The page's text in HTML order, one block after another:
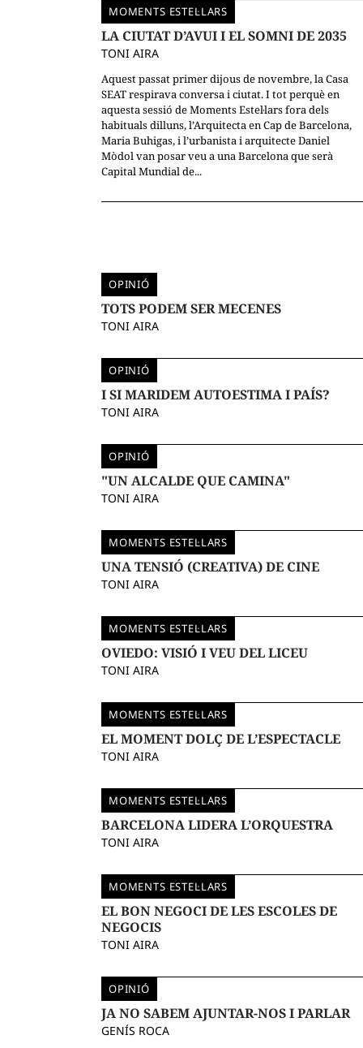
MOMENTS ESTEL·LARS
LA CIUTAT D’AVUI I EL SOMNI DE 2035
TONI AIRA
Aquest passat primer dijous de novembre, la Casa
SEAT respirava conversa i ciutat. I tot perquè en
aquesta sessió de Moments Estel·lars fora dels
habituals dilluns, l’Arquitecta en Cap de Barcelona,
Maria Buhigas, i l’urbanista i arquitecte Daniel
Mòdol van posar veu a una Barcelona que serà
Capital Mundial de...
OPINIÓ
TOTS PODEM SER MECENES
TONI AIRA
OPINIÓ
I SI MARIDEM AUTOESTIMA I PAÍS?
TONI AIRA
OPINIÓ
"UN ALCALDE QUE CAMINA"
TONI AIRA
MOMENTS ESTEL·LARS
UNA TENSIÓ (CREATIVA) DE CINE
TONI AIRA
MOMENTS ESTEL·LARS
OVIEDO: VISIÓ I VEU DEL LICEU
TONI AIRA
MOMENTS ESTEL·LARS
EL MOMENT DOLÇ DE L’ESPECTACLE
TONI AIRA
MOMENTS ESTEL·LARS
BARCELONA LIDERA L’ORQUESTRA
TONI AIRA
MOMENTS ESTEL·LARS
EL BON NEGOCI DE LES ESCOLES DE
NEGOCIS
TONI AIRA
OPINIÓ
JA NO SABEM AJUNTAR-NOS I PARLAR
GENÍS ROCA